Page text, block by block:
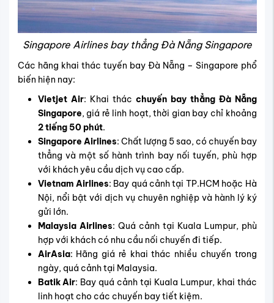
Singapore Airlines bay thẳng Đà Nẵng Singapore
Các hãng khai thác tuyến bay Đà Nẵng – Singapore phổ
biến hiện nay:
Vietjet Air: Khai thác chuyến bay thẳng Đà Nẵng
Singapore, giá rẻ linh hoạt, thời gian bay chỉ khoảng
2 tiếng 50 phút.
Singapore Airlines: Chất lượng 5 sao, có chuyến bay
thẳng và một số hành trình bay nối tuyến, phù hợp
với khách yêu cầu dịch vụ cao cấp.
Vietnam Airlines: Bay quá cảnh tại TP.HCM hoặc Hà
Nội, nổi bật với dịch vụ chuyên nghiệp và hành lý ký
gửi lớn.
Malaysia Airlines: Quá cảnh tại Kuala Lumpur, phù
hợp với khách có nhu cầu nối chuyến đi tiếp.
AirAsia: Hãng giá rẻ khai thác nhiều chuyến trong
ngày, quá cảnh tại Malaysia.
Batik Air: Bay quá cảnh tại Kuala Lumpur, khai thác
linh hoạt cho các chuyến bay tiết kiệm.